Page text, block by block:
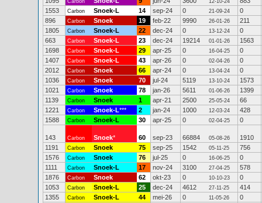
Carbon 12-10-24
1553
Carbon Snoek-L 14 sep-24 0 21-09-24
0
896
Carbon Snoek 19 feb-22 9990 26-01-26
211
1805
Carbon Snoek-L 22 dec-24 0 13-12-24
0
663
Carbon Snoek-L 23 dec-24 19214 01-01-26
1563
1698
Carbon Snoek-L 29 apr-25 0 16-04-25
0
1407
Carbon Snoek-L 43 apr-26 0 02-04-26
0
2012
Carbon Snoek 66 apr-24 0 13-04-24
0
1036
Carbon Snoek 70 jul-24 5119 13-10-24
1573
1021
Carbon Snoek 78 jan-26 5611 01-06-26
1399
1139
Carbon Snoek 1 apr-21 2500 25-05-24
66
1221
Carbon Snoek-L*** 2 jan-24 1000 12-03-24
428
1588
Carbon Snoek-L 30 apr-25 0 02-04-25 0
143 Carbon Snoek* 60 sep-23 66884 05-08-26
1910
1191
Carbon Snoek 75 sep-25 1542 05-11-25
756
1576
Carbon Snoek 76 jul-25 0 16-06-25
0
1111
Carbon Snoek-L 17 nov-24 3100 27-04-25
578
1876
Carbon Snoek 62 okt-23 0 10-10-23
0
1053
Carbon Snoek-L 25 dec-24 4612 27-11-25
414
1355
Carbon Snoek-L 44 mei-26 0 11-05-26
0